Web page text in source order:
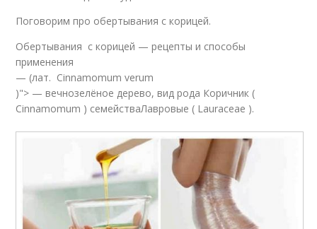
Поговорим про обертывания с корицей.
Обертывания с корицей — рецепты и способы
применения
— (лат. Cinnamomum verum
)"> — вечнозелёное дерево, вид рода Коричник (
Cinnamomum ) семействаЛавровые ( Lauraceae ).